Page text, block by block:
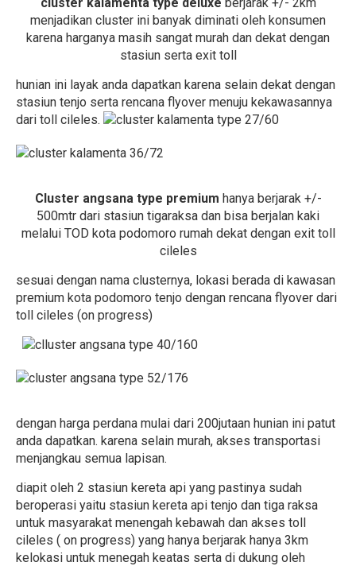
menjadikan cluster ini banyak diminati oleh konsumen
karena harganya masih sangat murah dan dekat dengan
stasiun serta exit toll
hunian ini layak anda dapatkan karena selain dekat dengan
stasiun tenjo serta rencana flyover menuju kekawasannya
dari toll cileles.
Cluster angsana type premium hanya berjarak +/-
500mtr dari stasiun tigaraksa dan bisa berjalan kaki
melalui TOD kota podomoro rumah dekat dengan exit toll
cileles
sesuai dengan nama clusternya, lokasi berada di kawasan
premium kota podomoro tenjo dengan rencana flyover dari
toll cileles (on progress)
dengan harga perdana mulai dari 200jutaan hunian ini patut
anda dapatkan. karena selain murah, akses transportasi
menjangkau semua lapisan.
diapit oleh 2 stasiun kereta api yang pastinya sudah
beroperasi yaitu stasiun kereta api tenjo dan tiga raksa
untuk masyarakat menengah kebawah dan akses toll
cileles ( on progress) yang hanya berjarak hanya 3km
kelokasi untuk menegah keatas serta di dukung oleh